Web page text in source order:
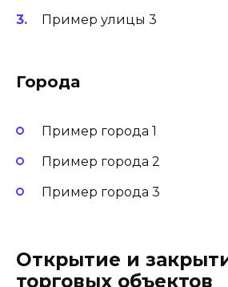
Пример улицы 3
Города
Пример города 1
Пример города 2
Пример города 3
Открытие и
торговых объектов